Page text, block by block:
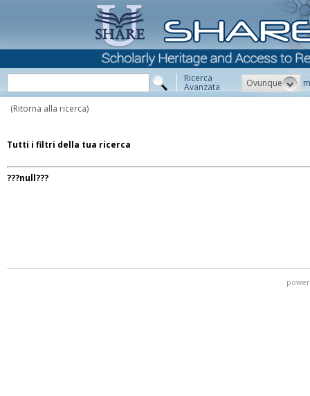
Ricerca
Avanzata Ovunque
(Ritorna alla ricerca)
Tutti i filtri della tua ricerca
???null???